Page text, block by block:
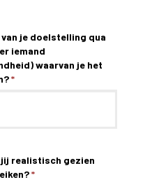
van je doelstelling qua
iemand
waarvan je het
*
realistisch gezien
*